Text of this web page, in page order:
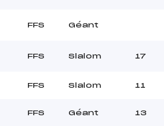
FFS Géant
FFS Slalom 17
FFS Slalom 11
FFS Géant 13